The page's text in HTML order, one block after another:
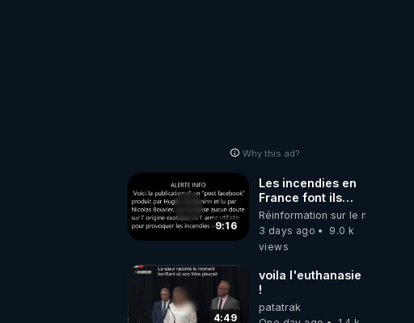
Why this ad?
9:16
Les incendies en
France font ils
partie d' un plan
qui aurait débuté
le 11 septembre
Réinformation sur le monde
3 days ago
9.0 k
views
4:49
voila l'euthanasie
!
patatrak